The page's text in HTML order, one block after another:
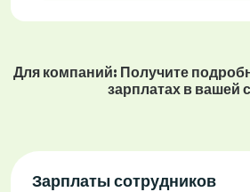
Для компаний: Получите
зарплатах в вашей
Зарплаты сотрудников